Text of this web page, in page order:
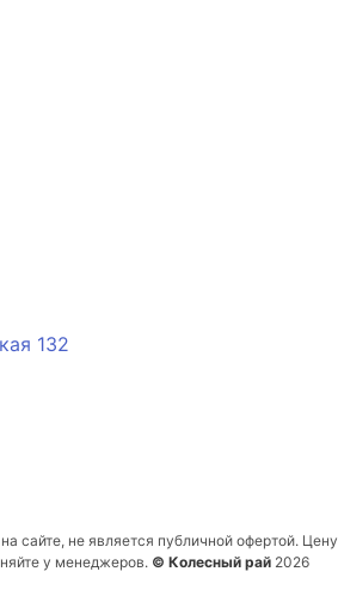
132
сайте, не является публичной офертой. Цену
у менеджеров. © Колесный рай 2026